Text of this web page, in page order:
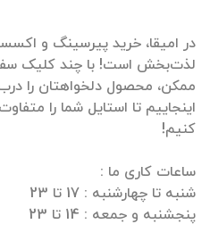
در امیقا، خرید پیرسینگ و
لذت‌بخش است! با چند کلیک
ممکن، محصول دلخواهتان را
اینجاییم تا استایل شما را